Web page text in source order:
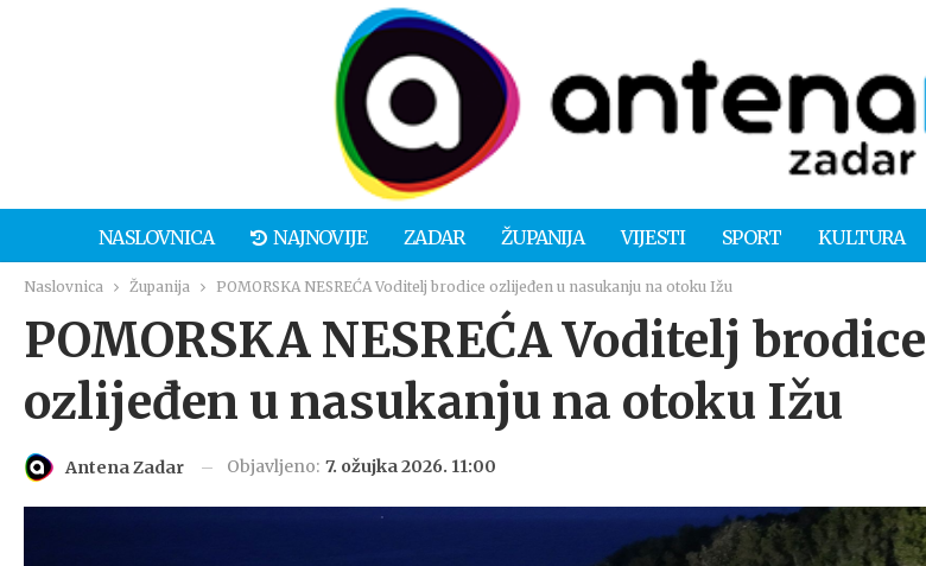
NASLOVNICA NAJNOVIJE ZADAR ŽUPANIJA VIJESTI SPORT KULTURA
Naslovnica Županija POMORSKA NESREĆA Voditelj brodice ozlijeđen u nasukanju na otoku Ižu
POMORSKA NESREĆA Voditelj brodice
ozlijeđen u nasukanju na otoku Ižu
Antena Zadar Objavljeno: 7. ožujka 2026. 11:00